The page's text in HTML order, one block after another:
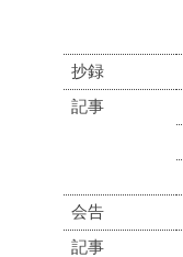
抄録
記事
会告
記事